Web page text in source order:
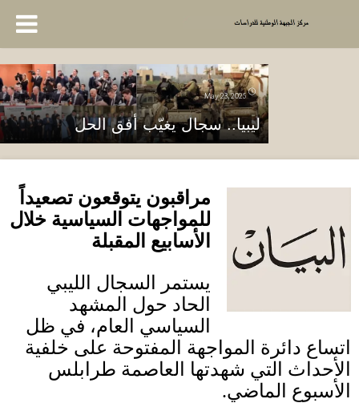
May 23, 2025
ليبيا.. سجال يغيّب أفق الحل
مراقبون يتوقعون تصعيداً
للمواجهات السياسية خلال
الأسابيع المقبلة
يستمر السجال الليبي
الحاد حول المشهد
السياسي العام، في ظل
اتساع دائرة المواجهة المفتوحة على خلفية
الأحداث التي شهدتها العاصمة طرابلس
الأسبوع الماضي.